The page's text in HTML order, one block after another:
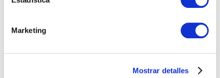
Marketing
Mostrar detalles
No job listings found.